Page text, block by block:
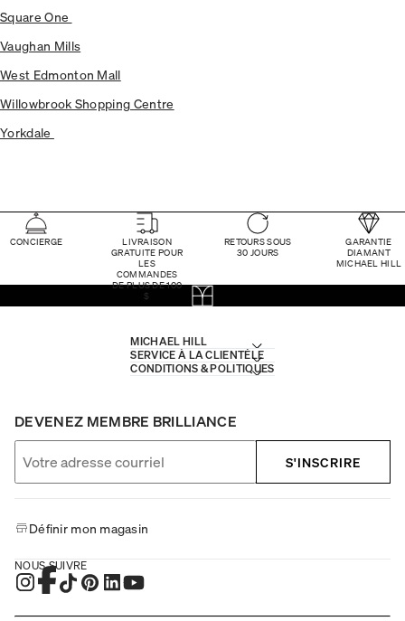
Square One
Vaughan Mills
West Edmonton Mall
Willowbrook Shopping Centre
Yorkdale
CONCIERGE
LIVRAISON
GRATUITE POUR
LES
COMMANDES
DE PLUS DE 100
$
RETOURS SOUS
30 JOURS
GARANTIE
DIAMANT
MICHAEL HILL
MICHAEL HILL
SERVICE À LA CLIENTÈLE
CONDITIONS & POLITIQUES
DEVENEZ MEMBRE BRILLIANCE
S'INSCRIRE
Définir mon magasin
NOUS SUIVRE